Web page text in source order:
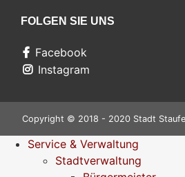
FOLGEN SIE UNS
Facebook
Instagram
Copyright © 2018 - 2020 Stadt
Service & Verwaltung
Stadtverwaltung